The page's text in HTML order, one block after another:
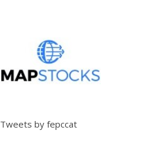
Tweets by fepccat